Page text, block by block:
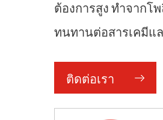
ต้องการสูง ทําจากโ
ทนทานต่อสารเคมีแ
ความต้านทานต่ออุ
ติดต่อเรา